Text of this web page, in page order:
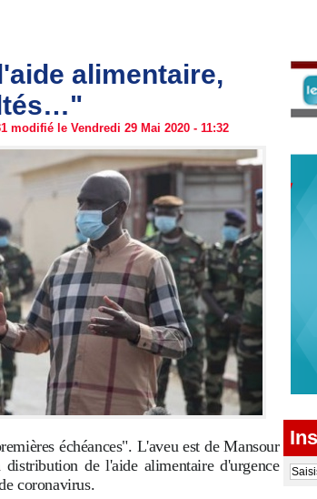
alimentaire,
modifié le Vendredi 29 Mai 2020 - 11:32
échéances". L'aveu est de Mansour
de l'aide alimentaire d'urgence
coronavirus.